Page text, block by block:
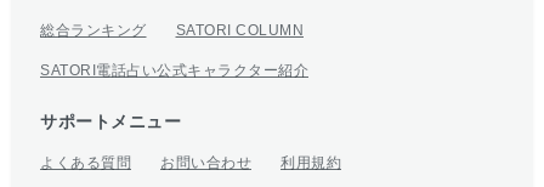
総合ランキング SATORI COLUMN
SATORI電話占い公式キャラクター紹介
サポートメニュー
よくある質問 お問い合わせ 利用規約